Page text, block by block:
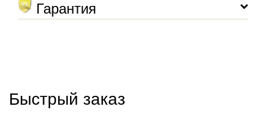
Гарантия
Быстрый заказ